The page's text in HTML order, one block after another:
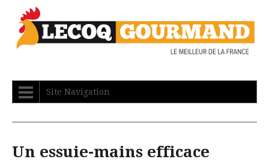
Site Navigation
Un essuie-mains efficace